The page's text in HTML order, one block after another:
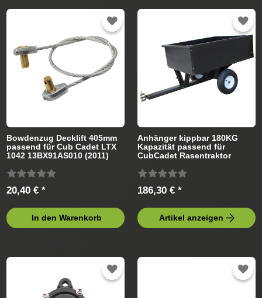
Bowdenzug Decklift 405mm
passend für Cub Cadet LTX
1042 13BX91AS010 (2011)
20,40 € *
In den Warenkorb
Anhänger kippbar 180KG
Kapazität passend für
CubCadet Rasentraktor
186,30 € *
Artikel anzeigen